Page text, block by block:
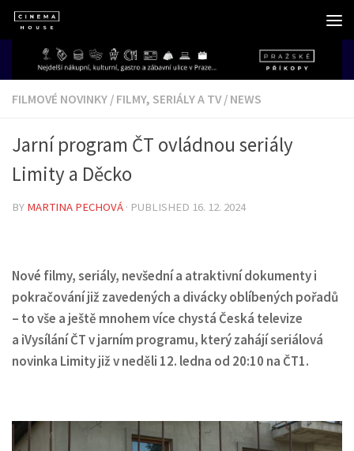
Skip to content
FILMOVÉ NOVINKY / FILMY, SERIÁLY A TV / NEWS
Jarní program ČT ovládnou seriály
Limity a Děcko
BY MARTINA PECHOVÁ · PUBLISHED 16. 12. 2024
Nové filmy, seriály, nevšední a atraktivní dokumenty i
pokračování již zavedených a divácky oblíbených pořadů
– to vše a ještě mnohem více chystá Česká televize
a iVysílání ČT v jarním programu, který zahájí seriálová
novinka Limity již v neděli 12. ledna od 20:10 na ČT1.